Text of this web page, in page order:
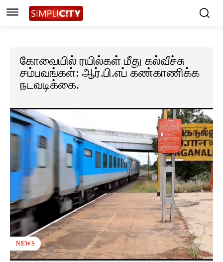
கோவையில் ரயில்கள் மீது கல்வீச்சு
சம்பவங்கள்: ஆர்.பி.எப் கண்காணிக்க
நடவடிக்கை.
NEWS